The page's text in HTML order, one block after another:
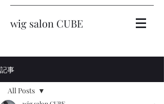
wig salon CUBE
記事
All Posts